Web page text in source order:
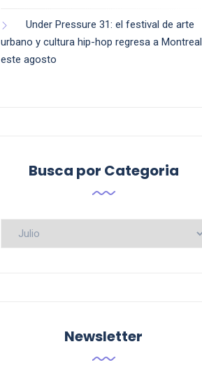
Under Pressure 31: el festival de arte
urbano y cultura hip-hop regresa a Montreal
este agosto
Busca por Categoria
Busca
Newsletter